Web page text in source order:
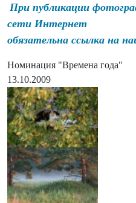
При публикации
сети Интернет
обязательна ссылка на
Номинация "Времена года"
13.10.2009